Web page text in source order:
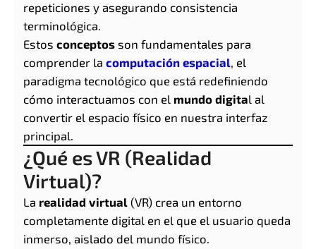
repeticiones y asegurando consistencia
terminológica.
Estosconceptos son fundamentales para
comprender lacomputación espacial, el
paradigma tecnológico que está redefiniendo
cómo interactuamos con el mundo digital al
convertir el espacio físico en nuestra interfaz
principal.
¿Qué es VR (Realidad
Virtual)?
La realidad virtual (VR) crea un entorno
completamente digital en el que el usuario queda
inmerso, aislado del mundo físico.